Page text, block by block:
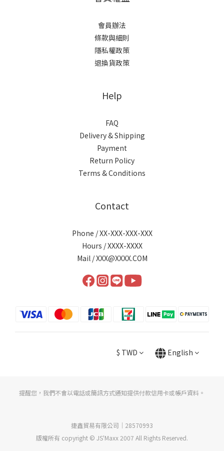
會員辦法
條款與細則
隱私權政策
退換貨政策
Help
FAQ
Delivery & Shipping
Payment
Return Policy
Terms & Conditions
Contact
Phone / XX-XXX-XXX-XXX
Hours / XXXX-XXXX
Mail / XXX@XXXX.COM
$ TWD English
提醒您，我們不會以電話或簡訊方式通知提供付款信用卡或帳戶資料。
捷鑫貿易有限公司｜28570993
版權所有 copyright © JS'Maxx 2007 All Rights Reserved.